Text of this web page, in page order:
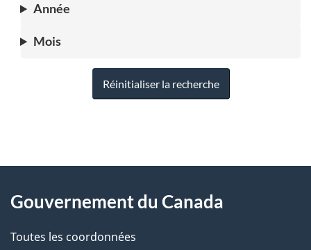
Année
Mois
Réinitialiser la recherche
D
t
a
propos
ce
Gouvernement du Canada
Toutes les coordonnées